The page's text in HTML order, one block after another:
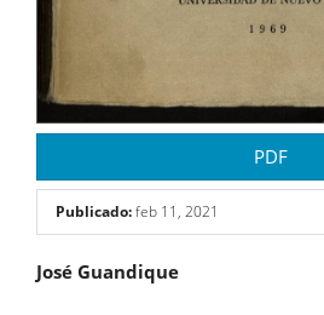
PDF
Publicado:feb 11, 2021
Contenido
José Guandique